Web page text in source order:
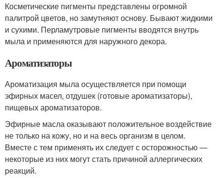
Косметические пигменты представлены огромной
палитрой цветов, но замутняют основу. Бывают жидкими
и сухими. Перламутровые пигменты вводятся внутрь
мыла и применяются для наружного декора.
Ароматизаторы
Ароматизация мыла осуществляется при помощи
эфирных масел, отдушек (готовые ароматизаторы),
пищевых ароматизаторов.
Эфирные масла оказывают положительное воздействие
не только на кожу, но и на весь организм в целом.
Вместе с тем применять их следует с осторожностью —
некоторые из них могут стать причиной аллергических
реакций.